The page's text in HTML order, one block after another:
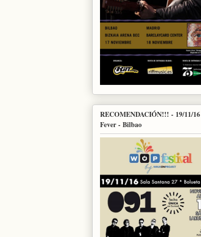
RECOMENDACIÓN!!! - 19/11/16
Fever - Bilbao